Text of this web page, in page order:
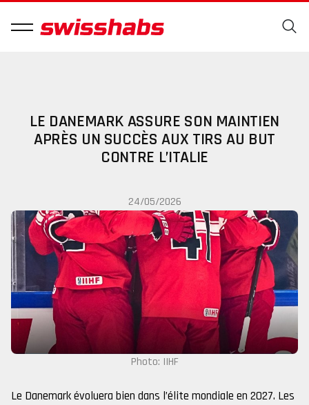
LE DANEMARK ASSURE SON MAINTIEN
APRÈS UN SUCCÈS AUX TIRS AU BUT
CONTRE L’ITALIE
24/05/2026
Photo: IIHF
Le Danemark évoluera bien dans l’élite mondiale en 2027. Les